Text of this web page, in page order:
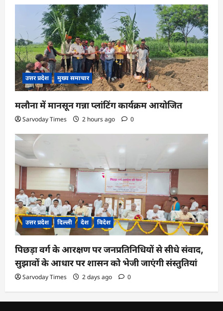
उत्तर प्रदेश मुख्य समाचार
मलौना में मानसून गन्ना प्लांटिंग कार्यक्रम आयोजित
Sarvoday Times 2 hours ago 0
उत्तर प्रदेश दिल्ली देश विदेश
पिछड़ा वर्ग के आरक्षण पर जनप्रतिनिधियों से सीधे संवाद,
सुझावों के आधार पर शासन को भेजी जाएंगी संस्तुतियां
Sarvoday Times 2 days ago 0